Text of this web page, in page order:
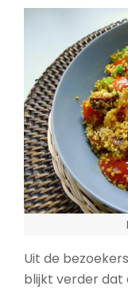
Uit de
blijkt verder dat